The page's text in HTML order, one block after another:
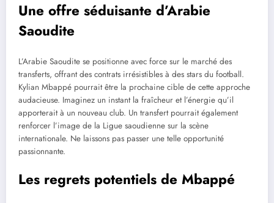
Une offre séduisante d’Arabie
Saoudite
L’Arabie Saoudite se positionne avec force sur le marché des
transferts, offrant des contrats irrésistibles à des stars du football.
Kylian Mbappé pourrait être la prochaine cible de cette approche
audacieuse. Imaginez un instant la fraîcheur et l’énergie qu’il
apporterait à un nouveau club. Un transfert pourrait également
renforcer l’image de la Ligue saoudienne sur la scène
internationale. Ne laissons pas passer une telle opportunité
passionnante.
Les regrets potentiels de Mbappé